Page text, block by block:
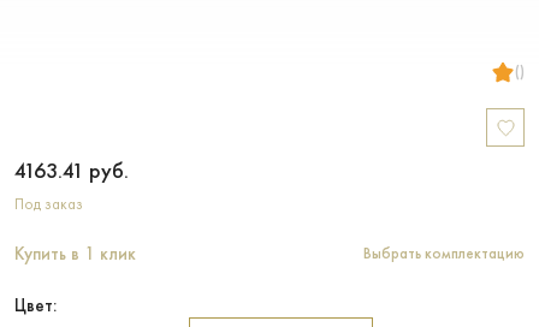
()
4163.41 руб.
Под заказ
Купить в 1 клик Выбрать комплектацию
Цвет: